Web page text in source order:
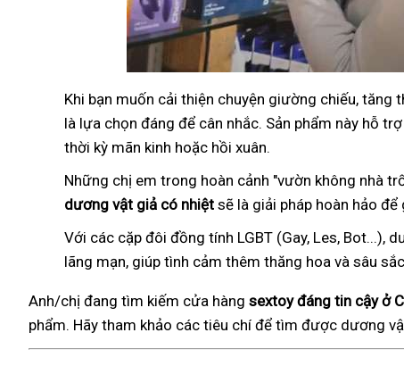
Khi bạn muốn cải thiện chuyện giường chiếu,
là lựa chọn đáng để cân nhắc. Sản phẩm này hỗ
thời kỳ mãn kinh hoặc hồi xuân.
Những chị em trong hoàn cảnh "vườn không nhà
dương vật giả có nhiệt sẽ là giải pháp hoàn hảo
Với các cặp đôi đồng tính LGBT (Gay, Les, Bot...),
lãng mạn, giúp tình cảm thêm thăng hoa và sâu
Anh/chị đang tìm kiếm cửa hàng sextoy đáng tin cậy ở
phẩm. Hãy tham khảo các tiêu chí để tìm được dương